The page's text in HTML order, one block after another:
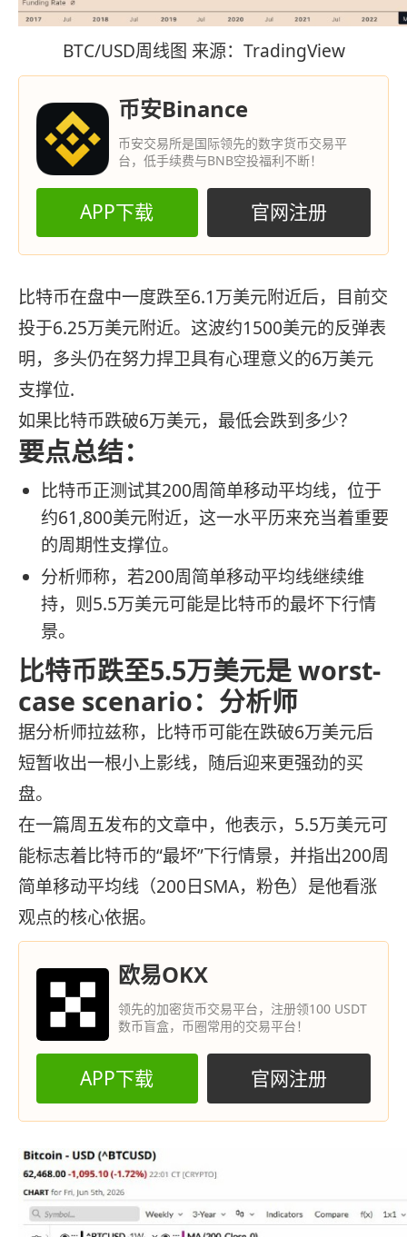
BTC/USD周线图 来源：TradingView
币安Binance
币安交易所是国际领先的数字货币交易平
台，低手续费与BNB空投福利不断！
APP下载 官网注册
比特币在盘中一度跌至6.1万美元附近后，目前交
投于6.25万美元附近。这波约1500美元的反弹表
明，多头仍在努力捍卫具有心理意义的6万美元
支撑位.
如果比特币跌破6万美元，最低会跌到多少？
要点总结：
比特币正测试其200周简单移动平均线，位于
约61,800美元附近，这一水平历来充当着重要
的周期性支撑位。
分析师称，若200周简单移动平均线继续维
持，则5.5万美元可能是比特币的最坏下行情
景。
比特币跌至5.5万美元是 worst-
case scenario：分析师
据分析师拉兹称，比特币可能在跌破6万美元后
短暂收出一根小上影线，随后迎来更强劲的买
盘。
在一篇周五发布的文章中，他表示，5.5万美元可
能标志着比特币的“最坏”下行情景，并指出200周
简单移动平均线（200日SMA，粉色）是他看涨
观点的核心依据。
欧易OKX
领先的加密货币交易平台，注册领100 USDT
数币盲盒，币圈常用的交易平台！
APP下载 官网注册